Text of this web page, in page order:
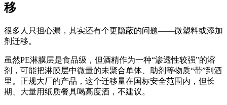
移
很多人只担心漏，其实还有个更隐蔽的问题——微塑料或添加
剂迁移。
虽然PE淋膜层是食品级，但酒精作为一种“渗透性较强”的溶
剂，可能把淋膜层中微量的未聚合单体、助剂等物质“带”到酒
里。正规大厂的产品，这个迁移量在国标安全范围内，但长
期、大量用纸质餐具喝高度酒，不建议。